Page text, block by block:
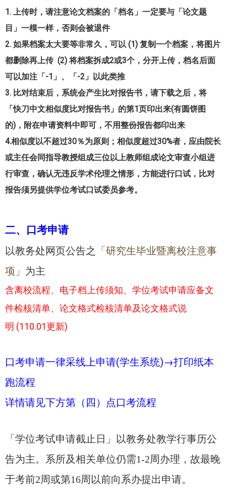
1. 上传时，请注意论文档案的「档名」一定要与「论文题
目」一模一样，否则会被退件
2. 如果档案太大要等非常久，可以 (1) 复制一个档案，将图片
都删除再上传 (2) 将档案拆成2或3个，分开上传，档名后面
可以加注「-1」、「-2」以此类推
3. 比对结束后，系统会产生比对报告书，请下载之后，将
「快刀中文相似度比对报告书」的第1页印出来(有圆饼图
的)，附在申请资料中即可，不用整份报告都印出来
4.相似度以不超过30％为原则；相似度超过30%者，应由院长
或主任会同指导教授组成三位以上教师组成论文审查小组进
行审查，确认无违反学术伦理之情形，方能进行口试，比对
报告须另提供学位考试口试委员参考。
二、口考申请
以教务处网页公告之
「研究生毕业暨离校注意事
项」 为主
含离校流程、电子档上传须知、学位考试申请应备文
件检核清单、论文格式检核清单及论文格式说
明 (110.01更新)
口考申请一律采线上申请(学生系统)→打印纸本
跑流程
详情请见下方第（四）点口考流程
「学位考试申请截止日」以教务处教学行事历公
告为主。系所及相关单位仍需1-2周办理，故最晚
于考前2周或第16周以前向系办提出申请。